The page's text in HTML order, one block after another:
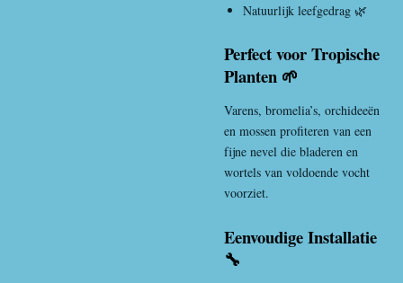
Natuurlijk leefgedrag 🌿
Perfect voor Tropische
Planten 🌱
Varens, bromelia’s, orchideeën
en mossen profiteren van een
fijne nevel die bladeren en
wortels van voldoende vocht
voorziet.
Eenvoudige Installatie
🔧